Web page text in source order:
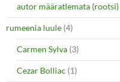
autor määratlemata (rootsi)
rumeenia luule (4)
Carmen Sylva (3)
Cezar Bolliac (1)